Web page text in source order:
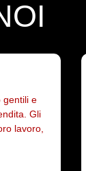
ad un